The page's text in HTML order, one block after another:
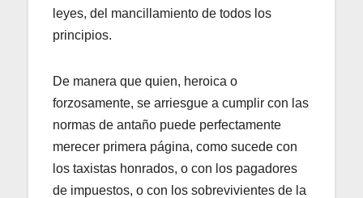
leyes, del mancillamiento de todos los
principios.
De manera que quien, heroica o
forzosamente, se arriesgue a cumplir con las
normas de antaño puede perfectamente
merecer primera página, como sucede con
los taxistas honrados, o con los pagadores
de impuestos, o con los sobrevivientes de la